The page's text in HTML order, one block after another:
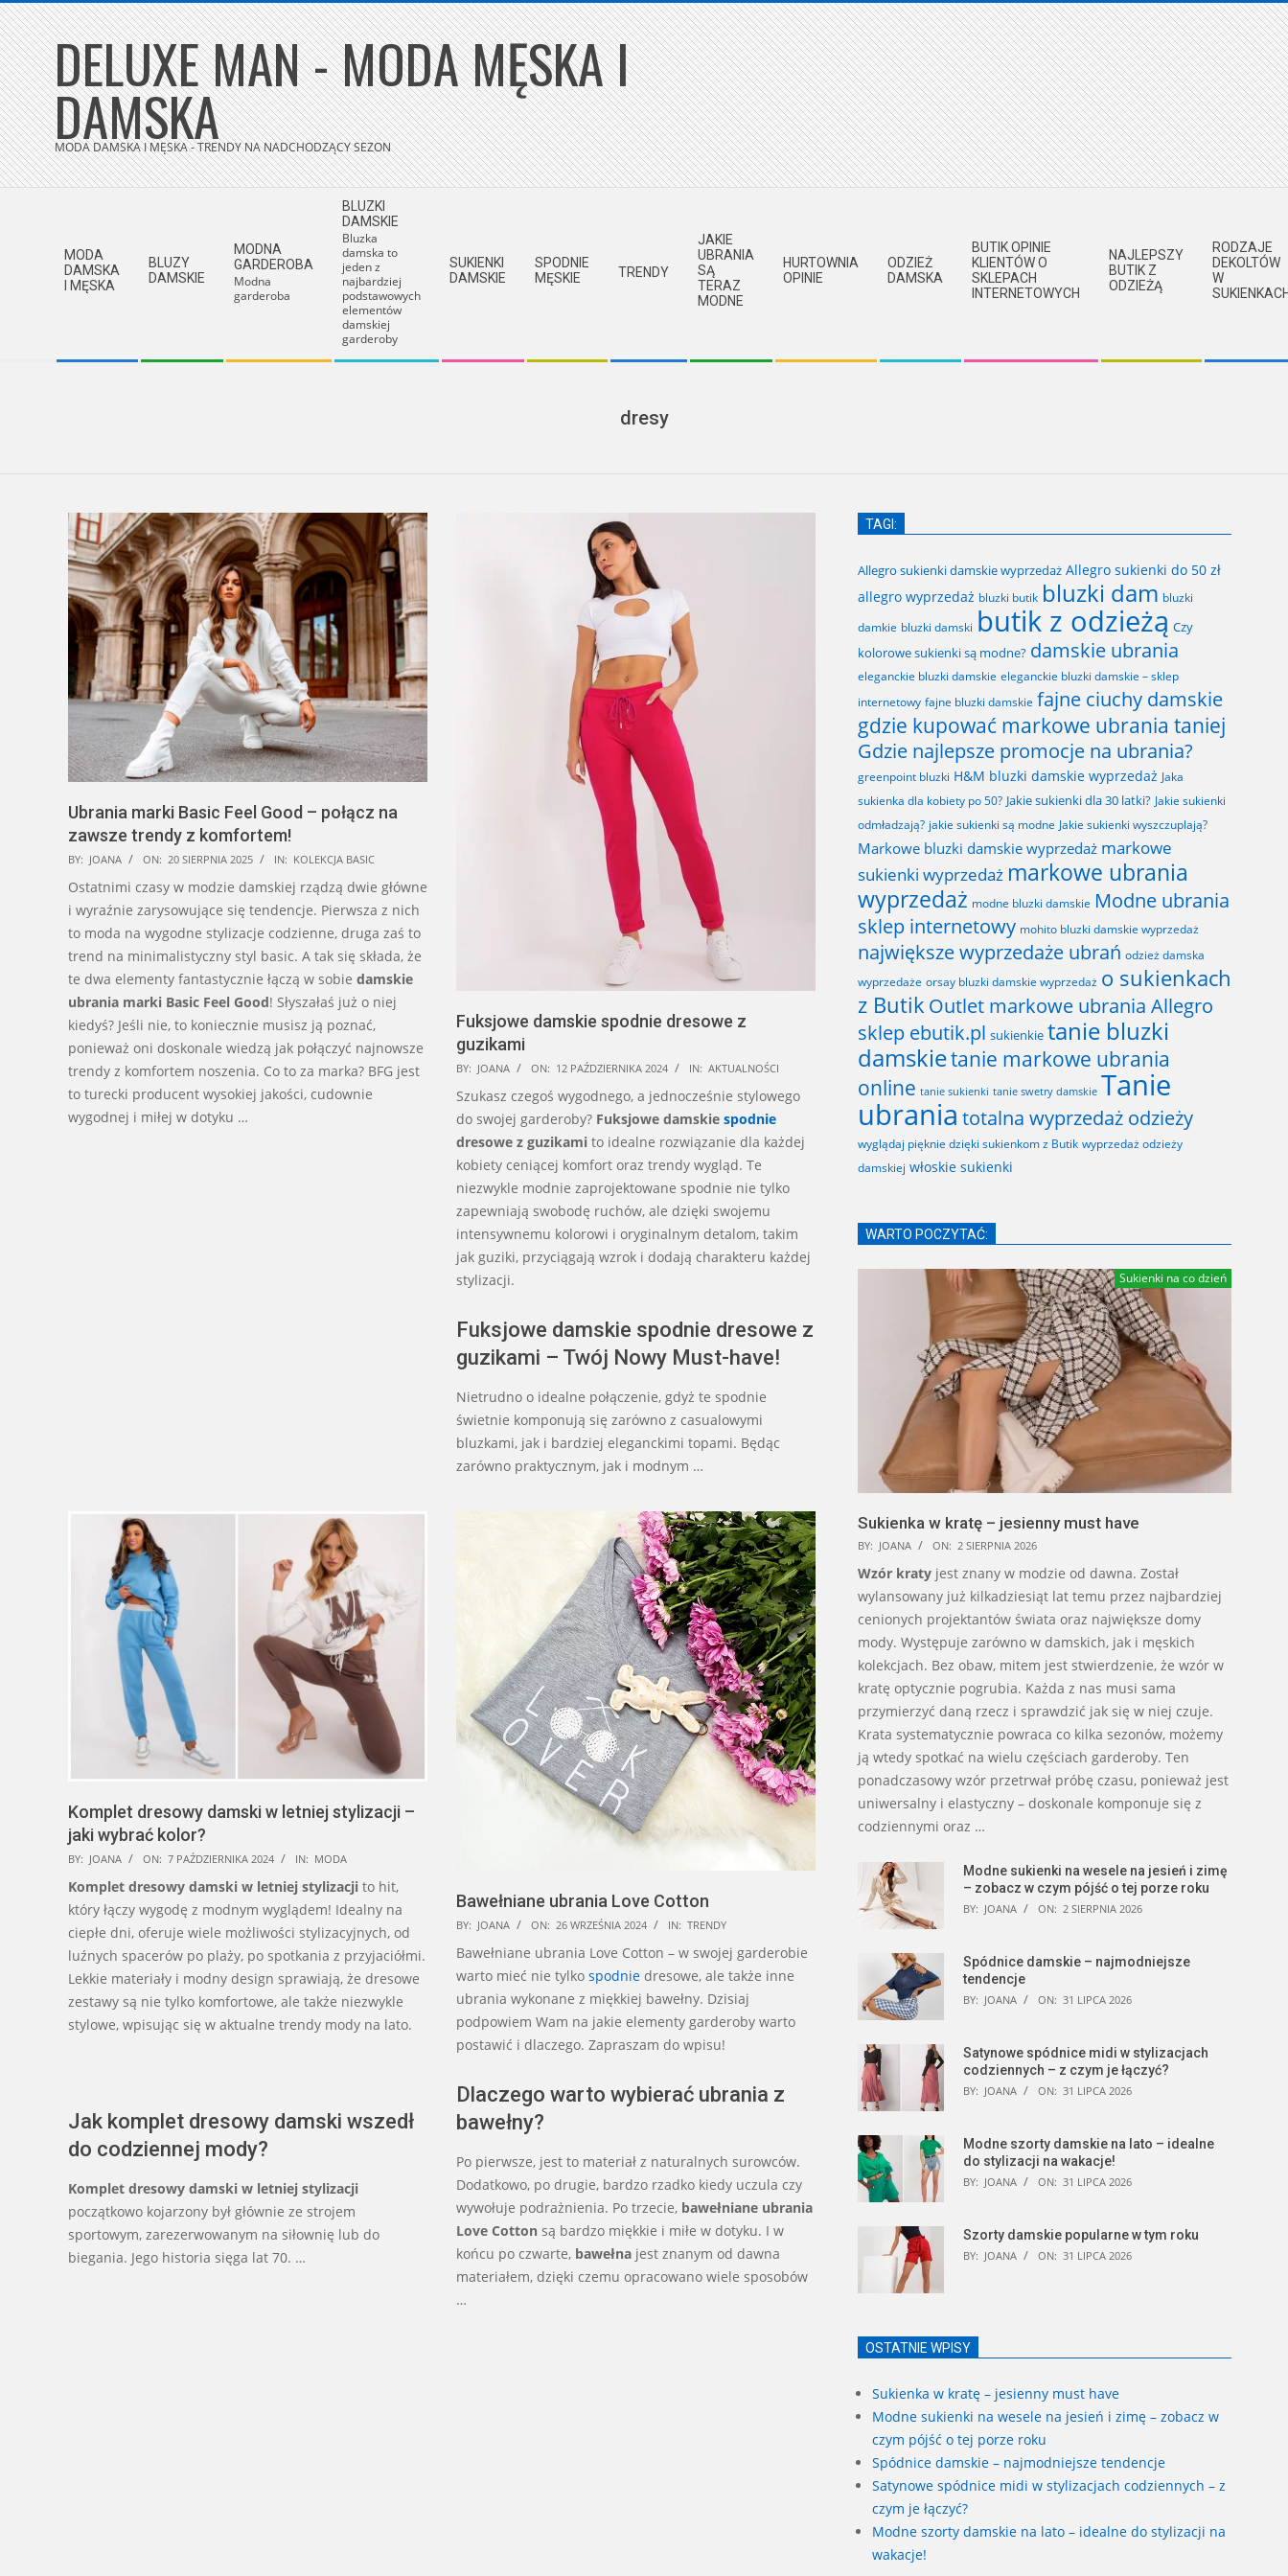
Skip
to
content DELUXE MAN - MODA MĘSKA I
DAMSKA
MODA DAMSKA I MĘSKA - TRENDY NA NADCHODZĄCY SEZON
MODA
DAMSKA
I MĘSKA
BLUZY
DAMSKIE
MODNA
GARDEROBA
Modna
garderoba
BLUZKI
DAMSKIE
Bluzka
damska to
jeden z
najbardziej
podstawowych
elementów
damskiej
garderoby
SUKIENKI
DAMSKIE
SPODNIE
MĘSKIE
TRENDY
JAKIE
UBRANIA
SĄ
TERAZ
MODNE
HURTOWNIA
OPINIE
ODZIEŻ
DAMSKA
BUTIK OPINIE
KLIENTÓW O
SKLEPACH
INTERNETOWYCH
NAJLEPSZY
BUTIK Z
ODZIEŻĄ
RODZAJE
DEKOLTÓW
W
dresy
Ubrania marki Basic Feel Good – połącz na
zawsze trendy z komfortem!
2025-
08-
20
BY: JOANA ON: 20 SIERPNIA 2025 IN: KOLEKCJA BASIC
Ostatnimi czasy w modzie damskiej rządzą dwie główne
i wyraźnie zarysowujące się tendencje. Pierwsza z nich
to moda na wygodne stylizacje codzienne, druga zaś to
trend na minimalistyczny styl basic. A tak się składa, że
te dwa elementy fantastycznie łączą w sobie damskie
ubrania marki Basic Feel Good! Słyszałaś już o niej
kiedyś? Jeśli nie, to koniecznie musisz ją poznać,
ponieważ oni doskonale wiedzą jak połączyć najnowsze
trendy z komfortem noszenia. Co to za marka? BFG jest
to turecki producent wysokiej jakości, cudownie
wygodnej i miłej w dotyku …
Fuksjowe damskie spodnie dresowe z
guzikami
2024-
10-
12
BY: JOANA ON: 12 PAŹDZIERNIKA 2024 IN: AKTUALNOŚCI
Szukasz czegoś wygodnego, a jednocześnie stylowego
do swojej garderoby? Fuksjowe damskie spodnie
dresowe z guzikami to idealne rozwiązanie dla każdej
kobiety ceniącej komfort oraz trendy wygląd. Te
niezwykle modnie zaprojektowane spodnie nie tylko
zapewniają swobodę ruchów, ale dzięki swojemu
intensywnemu kolorowi i oryginalnym detalom, takim
jak guziki, przyciągają wzrok i dodają charakteru każdej
stylizacji.
Fuksjowe damskie spodnie dresowe z
guzikami – Twój Nowy Must-have!
Nietrudno o idealne połączenie, gdyż te spodnie
świetnie komponują się zarówno z casualowymi
bluzkami, jak i bardziej eleganckimi topami. Będąc
zarówno praktycznym, jak i modnym …
Komplet dresowy damski w letniej stylizacji –
jaki wybrać kolor?
2024-
10-
07
BY: JOANA ON: 7 PAŹDZIERNIKA 2024 IN: MODA
Komplet dresowy damski w letniej stylizacji to hit,
który łączy wygodę z modnym wyglądem! Idealny na
ciepłe dni, oferuje wiele możliwości stylizacyjnych, od
luźnych spacerów po plaży, po spotkania z przyjaciółmi.
Lekkie materiały i modny design sprawiają, że dresowe
zestawy są nie tylko komfortowe, ale także niezwykle
stylowe, wpisując się w aktualne trendy mody na lato.
Jak komplet dresowy damski wszedł
do codziennej mody?
Komplet dresowy damski w letniej stylizacji
początkowo kojarzony był głównie ze strojem
sportowym, zarezerwowanym na siłownię lub do
biegania. Jego historia sięga lat 70. …
Bawełniane ubrania Love Cotton
2024-
09-
26
BY: JOANA ON: 26 WRZEŚNIA 2024 IN: TRENDY
Bawełniane ubrania Love Cotton – w swojej garderobie
warto mieć nie tylko spodnie dresowe, ale także inne
ubrania wykonane z miękkiej bawełny. Dzisiaj
podpowiem Wam na jakie elementy garderoby warto
postawić i dlaczego. Zapraszam do wpisu!
Dlaczego warto wybierać ubrania z
bawełny?
Po pierwsze, jest to materiał z naturalnych surowców.
Dodatkowo, po drugie, bardzo rzadko kiedy uczula czy
wywołuje podrażnienia. Po trzecie, bawełniane ubrania
Love Cotton są bardzo miękkie i miłe w dotyku. I w
końcu po czwarte, bawełna jest znanym od dawna
materiałem, dzięki czemu opracowano wiele sposobów
…
TAGI:
Allegro sukienki damskie wyprzedaż Allegro sukienki do 50 zł
allegro wyprzedaż bluzki butik bluzki dam bluzki
damkie bluzki damski butik z odzieżą Czy
kolorowe sukienki są modne? damskie ubrania
eleganckie bluzki damskie eleganckie bluzki damskie – sklep
internetowy fajne bluzki damskie fajne ciuchy damskie
gdzie kupować markowe ubrania taniej
Gdzie najlepsze promocje na ubrania?
greenpoint bluzki H&M bluzki damskie wyprzedaż Jaka
sukienka dla kobiety po 50? Jakie sukienki dla 30 latki? Jakie sukienki
odmładzają? jakie sukienki są modne Jakie sukienki wyszczuplają?
Markowe bluzki damskie wyprzedaż markowe
sukienki wyprzedaż markowe ubrania
wyprzedaż modne bluzki damskie Modne ubrania
sklep internetowy mohito bluzki damskie wyprzedaż
największe wyprzedaże ubrań odzież damska
wyprzedaże orsay bluzki damskie wyprzedaż o sukienkach
z Butik Outlet markowe ubrania Allegro
sklep ebutik.pl sukienkie tanie bluzki
damskietanie markowe ubrania
online tanie sukienki tanie swetry damskie Tanie
ubrania totalna wyprzedaż odzieży
wyglądaj pięknie dzięki sukienkom z Butik wyprzedaż odzieży
damskiej włoskie sukienki
WARTO POCZYTAĆ:
Sukienki na co dzień
Sukienka w kratę – jesienny must have
BY: JOANA ON: 2 SIERPNIA 2026
Wzór kraty jest znany w modzie od dawna. Został
wylansowany już kilkadziesiąt lat temu przez najbardziej
cenionych projektantów świata oraz największe domy
mody. Występuje zarówno w damskich, jak i męskich
kolekcjach. Bez obaw, mitem jest stwierdzenie, że wzór w
kratę optycznie pogrubia. Każda z nas musi sama
przymierzyć daną rzecz i sprawdzić jak się w niej czuje.
Krata systematycznie powraca co kilka sezonów, możemy
ją wtedy spotkać na wielu częściach garderoby. Ten
ponadczasowy wzór przetrwał próbę czasu, ponieważ jest
uniwersalny i elastyczny – doskonale komponuje się z
codziennymi oraz …
Modne sukienki na wesele na jesień i zimę
– zobacz w czym pójść o tej porze roku
BY: JOANA ON: 2 SIERPNIA 2026
Spódnice damskie – najmodniejsze
tendencje
BY: JOANA ON: 31 LIPCA 2026
Satynowe spódnice midi w stylizacjach
codziennych – z czym je łączyć?
BY: JOANA ON: 31 LIPCA 2026
Modne szorty damskie na lato – idealne
do stylizacji na wakacje!
BY: JOANA ON: 31 LIPCA 2026
Szorty damskie popularne w tym roku
BY: JOANA ON: 31 LIPCA 2026
OSTATNIE WPISY
Sukienka w kratę – jesienny must have
Modne sukienki na wesele na jesień i zimę – zobacz w
czym pójść o tej porze roku
Spódnice damskie – najmodniejsze tendencje
Satynowe spódnice midi w stylizacjach codziennych – z
czym je łączyć?
Modne szorty damskie na lato – idealne do stylizacji na
wakacje!